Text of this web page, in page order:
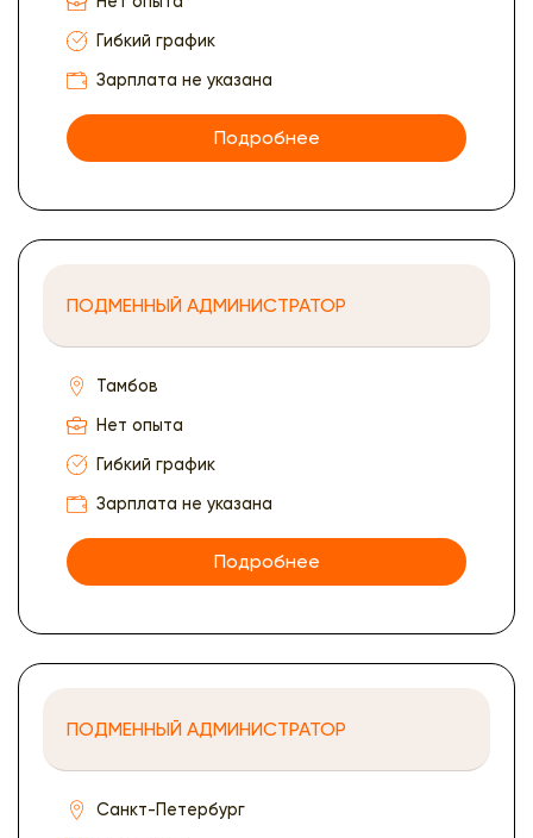
Гибкий график
Зарплата не указана
Подробнее
ПОДМЕННЫЙ АДМИНИСТРАТОР
Тамбов
Нет опыта
Гибкий график
Зарплата не указана
Подробнее
ПОДМЕННЫЙ АДМИНИСТРАТОР
Санкт-Петербург